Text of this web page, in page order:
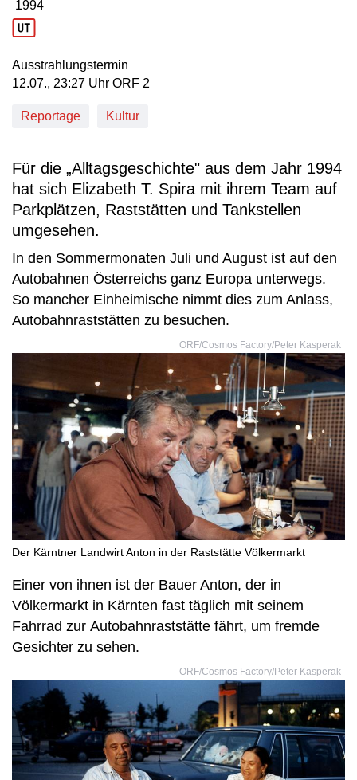
Produktionsjahr: 1994
1994
Ausstrahlungstermin
12. Juli, 23:27 Uhr in ORF 2
12.07., 23:27 Uhr ORF 2
Reportage Kultur
Für die „Alltagsgeschichte" aus dem Jahr 1994
hat sich Elizabeth T. Spira mit ihrem Team auf
Parkplätzen, Raststätten und Tankstellen
umgesehen.
In den Sommermonaten Juli und August ist auf den
Autobahnen Österreichs ganz Europa unterwegs.
So mancher Einheimische nimmt dies zum Anlass,
Autobahnraststätten zu besuchen.
ORF/Cosmos Factory/Peter Kasperak
Der Kärntner Landwirt Anton in der Raststätte Völkermarkt
Einer von ihnen ist der Bauer Anton, der in
Völkermarkt in Kärnten fast täglich mit seinem
Fahrrad zur Autobahnraststätte fährt, um fremde
Gesichter zu sehen.
ORF/Cosmos Factory/Peter Kasperak